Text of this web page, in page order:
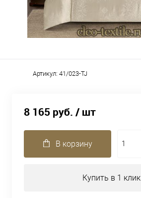
Артикул: 41/023-TJ
8 165 руб. / шт
В корзину
Купить в 1 клик